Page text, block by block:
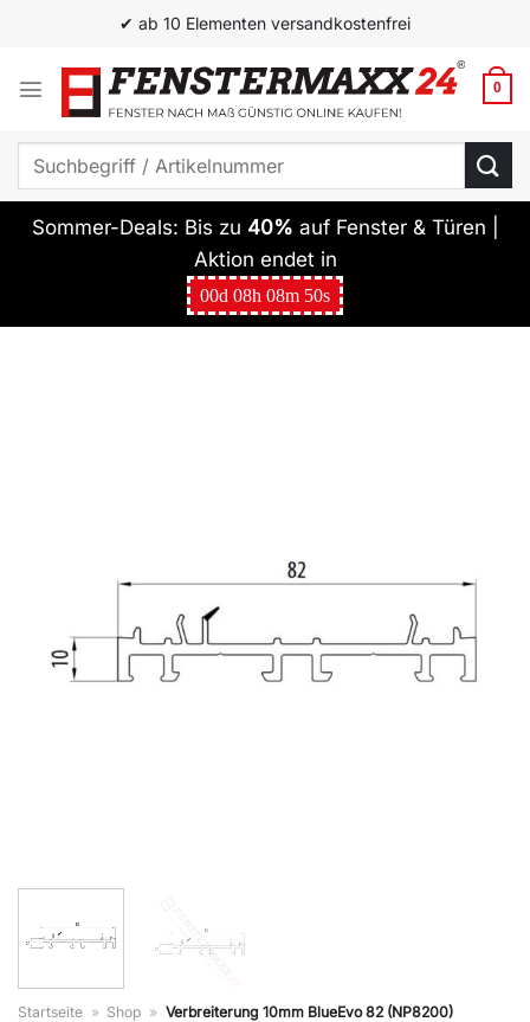
springen
✔ ab 10 Elementen versandkostenfrei
0
Suchen
Sommer-Deals: Bis zu 40% auf Fenster & Türen |
Aktion endet in
00d 08h 08m 49s
Startseite » Shop » Verbreiterung 10mm BlueEvo 82 (NP8200)